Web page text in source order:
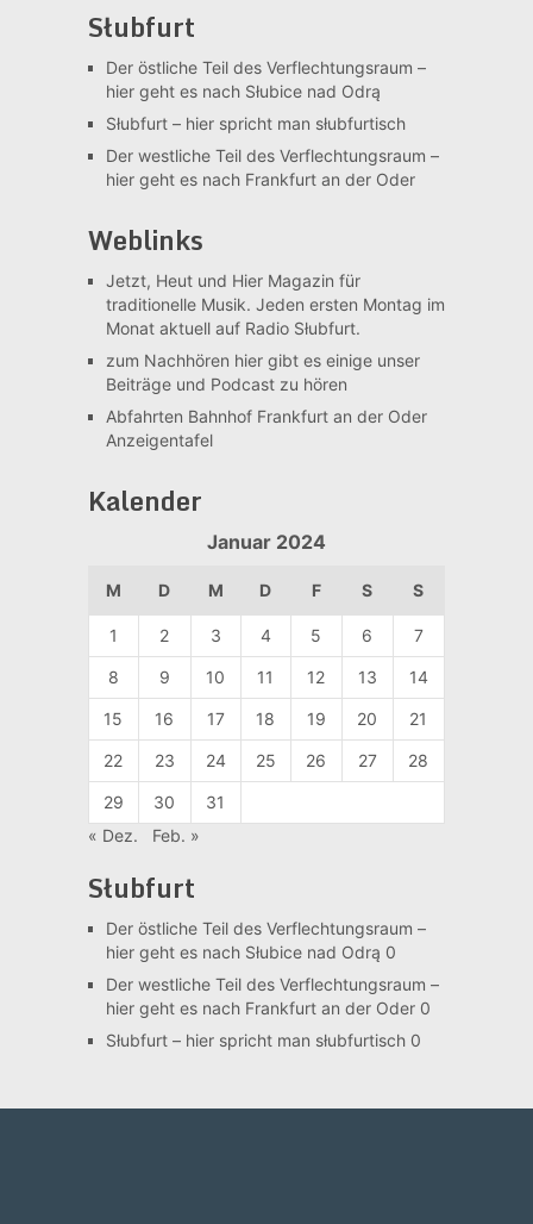
Słubfurt
Der östliche Teil des Verflechtungsraum –
hier geht es nach Słubice nad Odrą
Słubfurt –hier spricht man słubfurtisch
Der westliche Teil des Verflechtungsraum –
hier geht es nach Frankfurt an der Oder
Weblinks
Jetzt, Heut und HierMagazin für
traditionelle Musik. Jeden ersten Montag im
Monat aktuell auf Radio Słubfurt.
zum Nachhören hier gibt es einige unser
Beiträge und Podcast zu hören
Abfahrten Bahnhof Frankfurt an der Oder
Anzeigentafel
Kalender
Januar 2024
M D M D F S S
1 2 3 4 5 6 7
8 9 10 11 12 13 14
15 16 17 18 19 20 21
22 23 24 25 26 27 28
29 30
31
« Dez.
Feb. »
Słubfurt
Der östliche Teil des Verflechtungsraum –
hier geht es nach Słubice nad Odrą 0
Der westliche Teil des Verflechtungsraum –
hier geht es nach Frankfurt an der Oder 0
Słubfurt –hier spricht man słubfurtisch 0